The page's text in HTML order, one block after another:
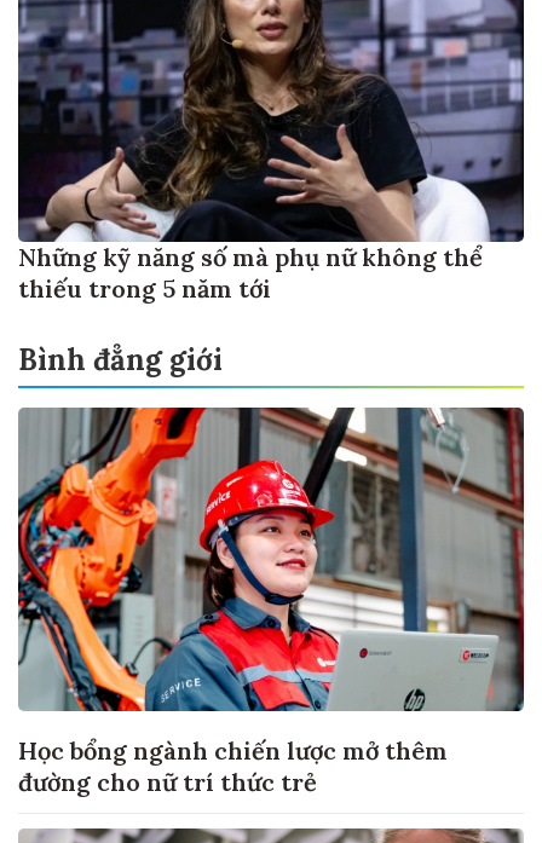
Những kỹ năng số mà phụ nữ không thể
thiếu trong 5 năm tới
Bình đẳng giới
Học bổng ngành chiến lược mở thêm
đường cho nữ trí thức trẻ